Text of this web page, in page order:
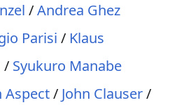
/Andrea Ghez
Parisi / Klaus
/ Syukuro Manabe
Aspect/ John Clauser/